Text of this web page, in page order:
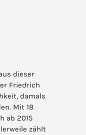
dieser
Friedrich
damals
Mit 18
ab 2015
zählt